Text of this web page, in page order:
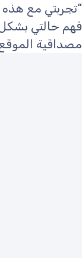
“تجربتي مع هذه
فهم حالتي
مصداقية